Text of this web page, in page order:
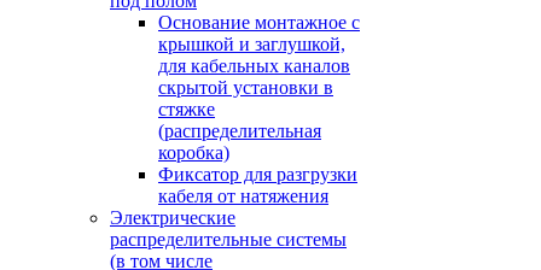
Основание монтажное с
крышкой и заглушкой,
для кабельных каналов
скрытой установки в
стяжке
(распределительная
коробка)
Фиксатор для разгрузки
кабеля от натяжения
Электрические
распределительные системы
(в том числе